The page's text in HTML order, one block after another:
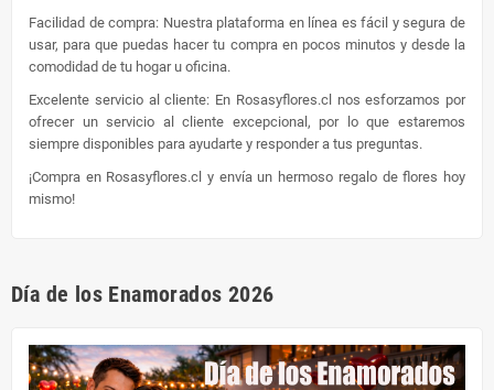
Facilidad de compra: Nuestra plataforma en línea es fácil y segura de
usar, para que puedas hacer tu compra en pocos minutos y desde la
comodidad de tu hogar u oficina.
Excelente servicio al cliente: En Rosasyflores.cl nos esforzamos por
ofrecer un servicio al cliente excepcional, por lo que estaremos
siempre disponibles para ayudarte y responder a tus preguntas.
¡Compra en Rosasyflores.cl y envía un hermoso regalo de flores hoy
mismo!
Día de los Enamorados 2026